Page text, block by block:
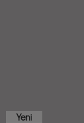
Yeni